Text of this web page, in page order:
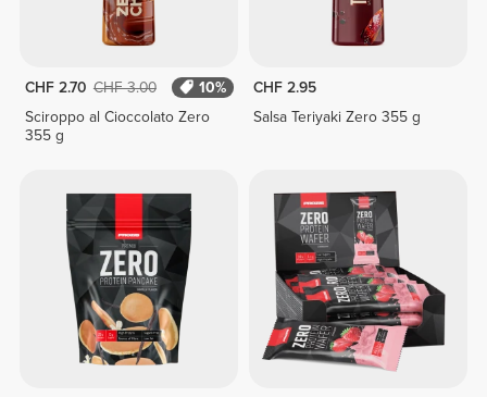
CHF 2.70 CHF 3.00
10%
Sciroppo al Cioccolato Zero
355 g
CHF 2.95
Salsa Teriyaki Zero 355 g